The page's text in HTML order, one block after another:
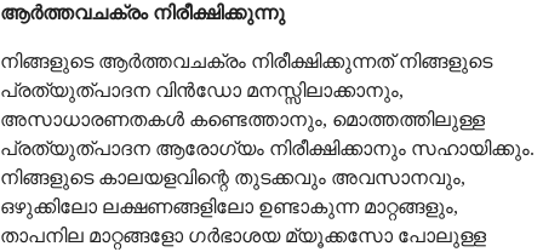
ആർത്തവചക്രം നിരീക്ഷിക്കുന്നു
നിങ്ങളുടെ ആർത്തവചക്രം നിരീക്ഷിക്കുന്നത് നിങ്ങളുടെ
പ്രത്യുത്പാദന വിൻഡോ മനസ്സിലാക്കാനും,
അസാധാരണതകൾ കണ്ടെത്താനും, മൊത്തത്തിലുള്ള
പ്രത്യുത്പാദന ആരോഗ്യം നിരീക്ഷിക്കാനും സഹായിക്കും.
നിങ്ങളുടെ കാലയളവിന്റെ തുടക്കവും അവസാനവും,
ഒഴുക്കിലോ ലക്ഷണങ്ങളിലോ ഉണ്ടാകുന്ന മാറ്റങ്ങളും,
താപനില മാറ്റങ്ങളോ ഗർഭാശയ മ്യൂക്കസോ പോലുള്ള